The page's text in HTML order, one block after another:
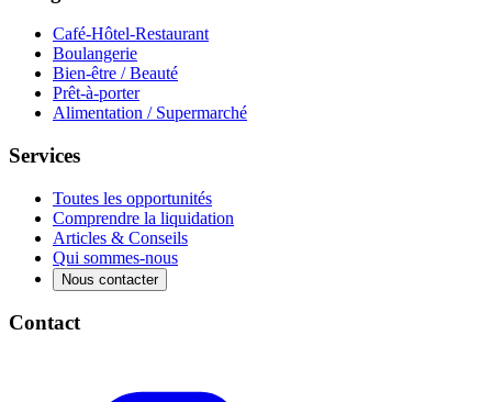
Café-Hôtel-Restaurant
Boulangerie
Bien-être / Beauté
Prêt-à-porter
Alimentation / Supermarché
Services
Toutes les opportunités
Comprendre la liquidation
Articles & Conseils
Qui sommes-nous
Nous contacter
Contact